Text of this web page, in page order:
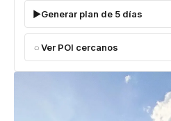
Generar plan de 5 días
Ver POI cercanos